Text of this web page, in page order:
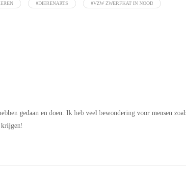
#DIERENARTS #VZW ZWERFKAT IN NOOD
gedaan en doen. Ik heb veel bewondering voor mensen